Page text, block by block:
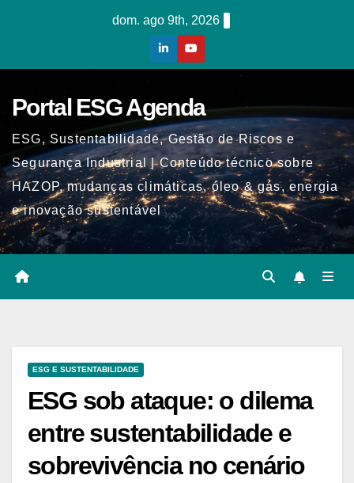
dom. ago 9th, 2026
Portal ESG Agenda
ESG, Sustentabilidade, Gestão de Riscos e
Segurança Industrial | Conteúdo técnico sobre
HAZOP, mudanças climáticas, óleo & gás, energia
e inovação sustentável
ESG E SUSTENTABILIDADE
ESG sob ataque: o dilema
entre sustentabilidade e
sobrevivência no cenário